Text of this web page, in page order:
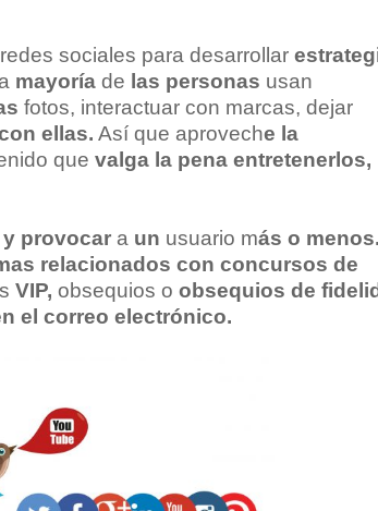
redes sociales para desarrollar
mayoría de las personas usan
fotos, interactuar con marcas, dejar
ellas. Así que aproveche la
quevalga la pena entretenerlos,
y provocar a un usuario más o
relacionados con concursos de
VIP, obsequios oobsequios de
el correo electrónico.